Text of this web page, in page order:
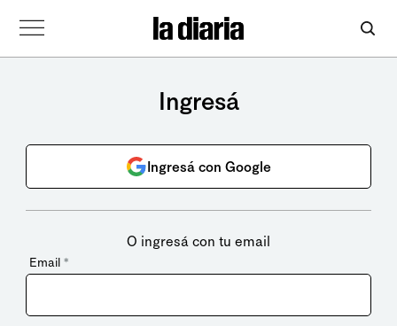
Ingresá
Ingresá con Google
O ingresá con tu email
Email *